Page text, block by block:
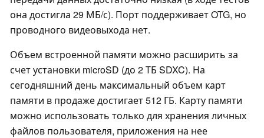
она достигла 29 МБ/с). Порт поддерживает OTG, но
проводного видеовыхода нет.
Объем встроенной памяти можно расширить за
счет установки microSD (до 2 ТБ SDXC). На
сегодняшний день максимальный объем карт
памяти в продаже достигает 512 ГБ. Карту памяти
можно использовать только для хранения личных
файлов пользователя, приложения на нее